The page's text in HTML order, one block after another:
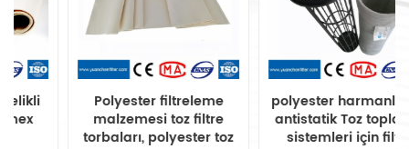
Polyester filtreleme
malzemesi toz filtre
torbaları, polyester toz
polyester harmanlama
antistatik Toz toplama
sistemleri için filtre